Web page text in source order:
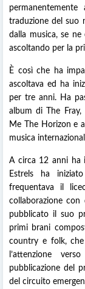
traduzione del suo
dalla musica, se
ascoltando per la
È così che ha
ascoltava ed ha
per tre anni. Ha
album di The Fray,
Me The Horizon e
musica
A circa 12 anni ha
Estrels ha
frequentava il
collaborazione
pubblicato il suo
primi brani
country e folk,
l’attenzione
pubblicazione del
del circuito